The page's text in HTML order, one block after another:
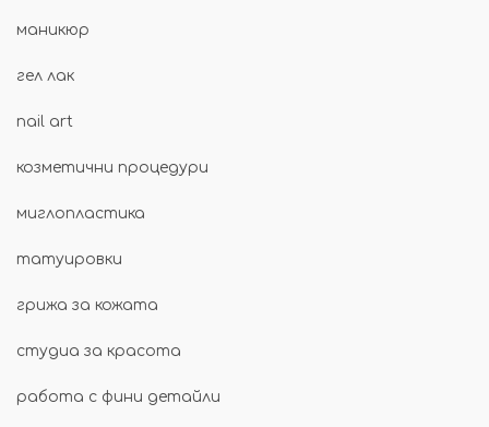
маникюр
гел лак
nail art
козметични процедури
миглопластика
татуировки
грижа за кожата
студиа за красота
работа с фини детайли